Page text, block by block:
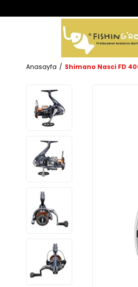
Anasayfa Shimano Nasci FD